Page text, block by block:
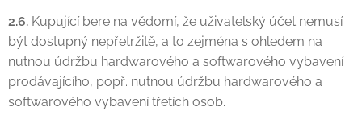
2.6. Kupující bere na vědomí, že uživatelský účet nemusí
být dostupný nepřetržitě, a to zejména s ohledem na
nutnou údržbu hardwarového a softwarového vybavení
prodávajícího, popř. nutnou údržbu hardwarového a
softwarového vybavení třetích osob.